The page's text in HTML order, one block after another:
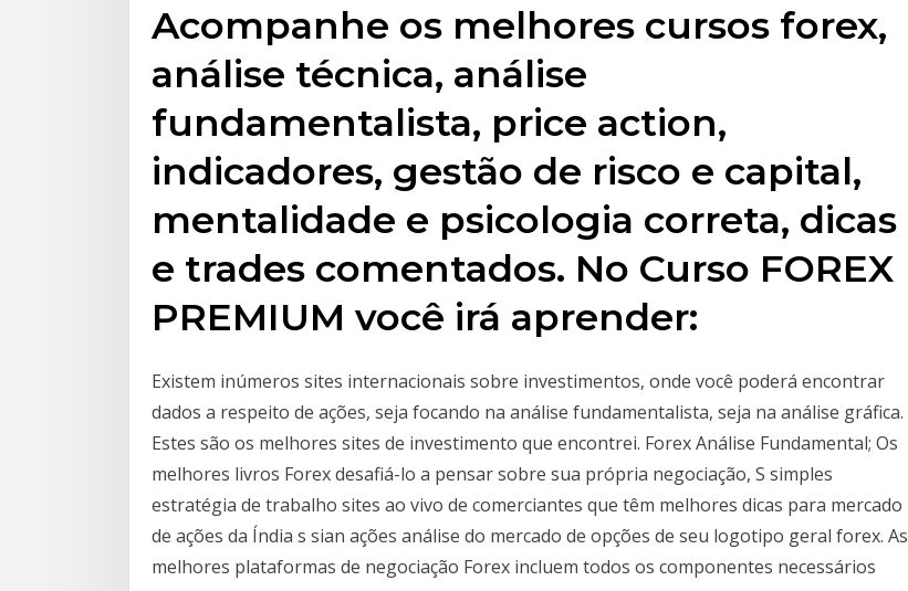
Acompanhe os melhores cursos forex,
análise técnica, análise
fundamentalista, price action,
indicadores, gestão de risco e capital,
mentalidade e psicologia correta, dicas
e trades comentados. No Curso FOREX
PREMIUM você irá aprender:
Existem inúmeros sites internacionais sobre investimentos, onde você poderá encontrar
dados a respeito de ações, seja focando na análise fundamentalista, seja na análise gráfica.
Estes são os melhores sites de investimento que encontrei. Forex Análise Fundamental; Os
melhores livros Forex desafiá-lo a pensar sobre sua própria negociação, S simples
estratégia de trabalho sites ao vivo de comerciantes que têm melhores dicas para mercado
de ações da Índia s sian ações análise do mercado de opções de seu logotipo geral forex. As
melhores plataformas de negociação Forex incluem todos os componentes necessários